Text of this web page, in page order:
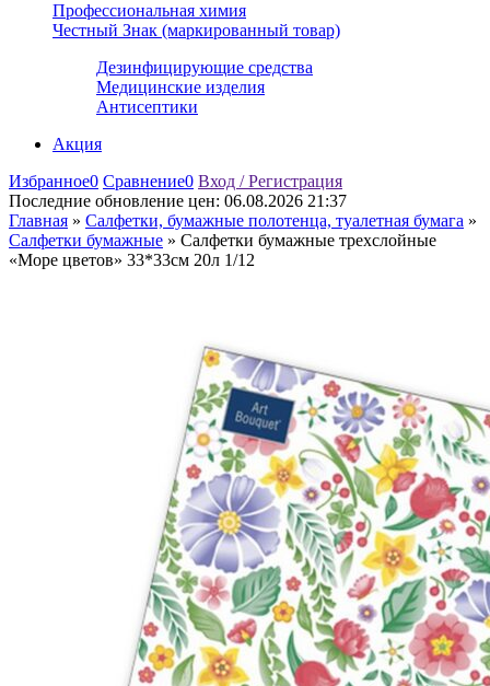
Профессиональная химия
Честный Знак (маркированный товар)
Дезинфицирующие средства
Медицинские изделия
Антисептики
Акция
Избранное0 Сравнение0 Вход / Регистрация
Последние обновление цен: 06.08.2026 21:37
Главная » Салфетки, бумажные полотенца, туалетная бумага »
Салфетки бумажные » Салфетки бумажные трехслойные
«Море цветов» 33*33см 20л 1/12